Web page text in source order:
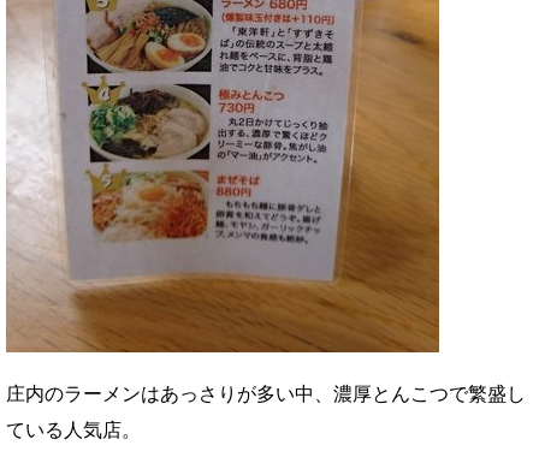
庄内のラーメンはあっさりが多い中、濃厚とんこつで繁盛し
ている人気店。